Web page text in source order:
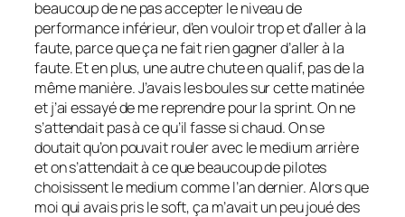
beaucoup de ne pas accepter le niveau de
performance inférieur, d’en vouloir trop et d’aller à la
faute, parce que ça ne fait rien gagner d’aller à la
faute. Et en plus, une autre chute en qualif, pas de la
même manière. J’avais les boules sur cette matinée
et j’ai essayé de me reprendre pour la sprint. On ne
s’attendait pas à ce qu’il fasse si chaud. On se
doutait qu’on pouvait rouler avec le medium arrière
et on s’attendait à ce que beaucoup de pilotes
choisissent le medium comme l’an dernier. Alors que
moi qui avais pris le soft, ça m’avait un peu joué des